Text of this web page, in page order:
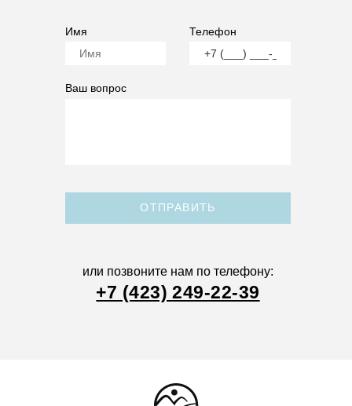
Имя Телефон
Ваш вопрос
ОТПРАВИТЬ
или позвоните нам по телефону:
+7 (423) 249-22-39